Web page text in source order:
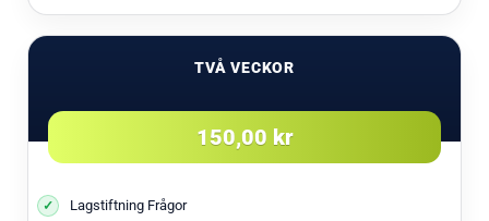
TVÅ VECKOR
150,00 kr
Lagstiftning Frågor